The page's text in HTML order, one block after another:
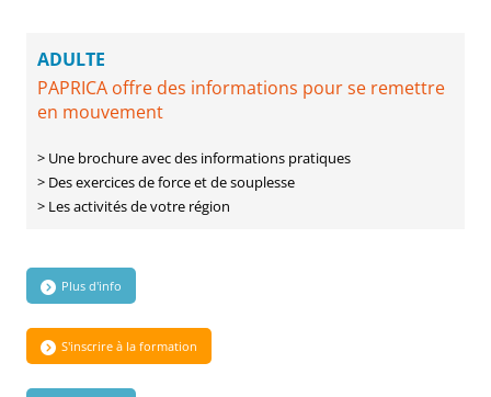
ADULTE
PAPRICA offre des informations pour se remettre
en mouvement
> Une brochure avec des informations pratiques
> Des exercices de force et de souplesse
> Les activités de votre région
Plus d'info
S'inscrire à la formation